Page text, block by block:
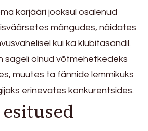
karjääri jooksul osalenud
mängudes, näidates
kui ka klubitasandil.
sageli olnud võtmehetkedeks
muutes ta fännide lemmikuks
erinevates konkurentsides.